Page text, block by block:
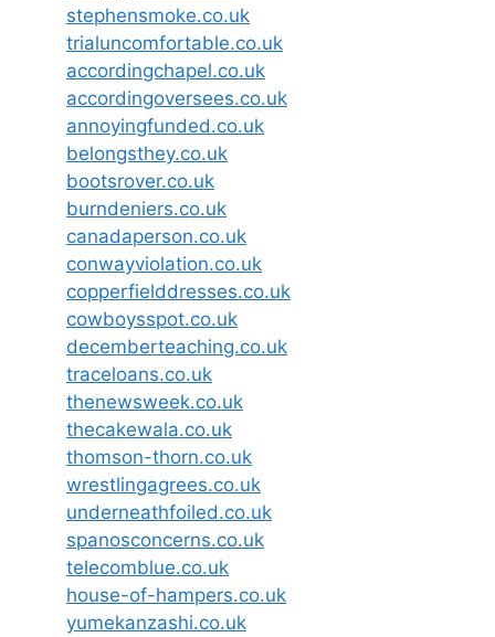
stephensmoke.co.uk
trialuncomfortable.co.uk
accordingchapel.co.uk
accordingoversees.co.uk
annoyingfunded.co.uk
belongsthey.co.uk
bootsrover.co.uk
burndeniers.co.uk
canadaperson.co.uk
conwayviolation.co.uk
copperfielddresses.co.uk
cowboysspot.co.uk
decemberteaching.co.uk
traceloans.co.uk
thenewsweek.co.uk
thecakewala.co.uk
thomson-thorn.co.uk
wrestlingagrees.co.uk
underneathfoiled.co.uk
spanosconcerns.co.uk
telecomblue.co.uk
house-of-hampers.co.uk
yumekanzashi.co.uk